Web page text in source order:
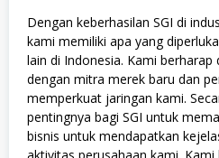
Dengan keberhasilan SGI di
kami memiliki apa yang
lain di Indonesia. Kami
dengan mitra merek baru dan
memperkuat jaringan kami.
pentingnya bagi SGI untuk
bisnis untuk mendapatkan
aktivitas perusahaan kami.